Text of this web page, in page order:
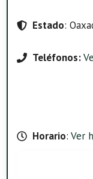
Estado:
Teléfonos:
Horario: Ver